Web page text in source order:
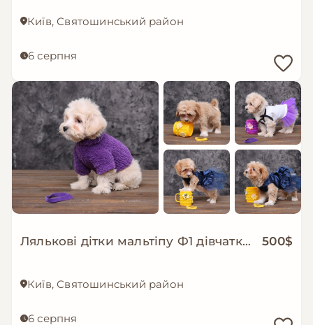
Київ, Святошинський район
6 серпня
Лялькові дітки мальтіпу Ф1 дівчатка та хлопчики 500$
Київ, Святошинський район
6 серпня